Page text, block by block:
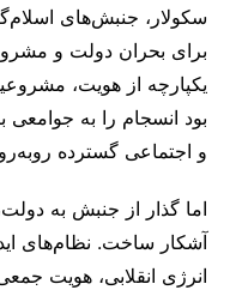
سکولار، جنبش‌های
برای بحران دولت و
یکپارچه از هویت،
بود انسجام را به جوامعی
و اجتماعی گسترده روبه‌رو
اما گذار از جنبش به
آشکار ساخت. نظام‌های
انرژی انقلابی، هویت